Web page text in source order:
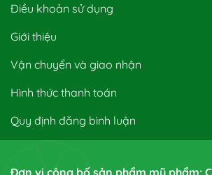
Điều khoản sử dụng
Giới thiệu
Vận chuyển và giao nhận
Hình thức thanh toán
Quy định đăng bình luận
Đơn vị công bố sản phẩm mỹ phẩm: